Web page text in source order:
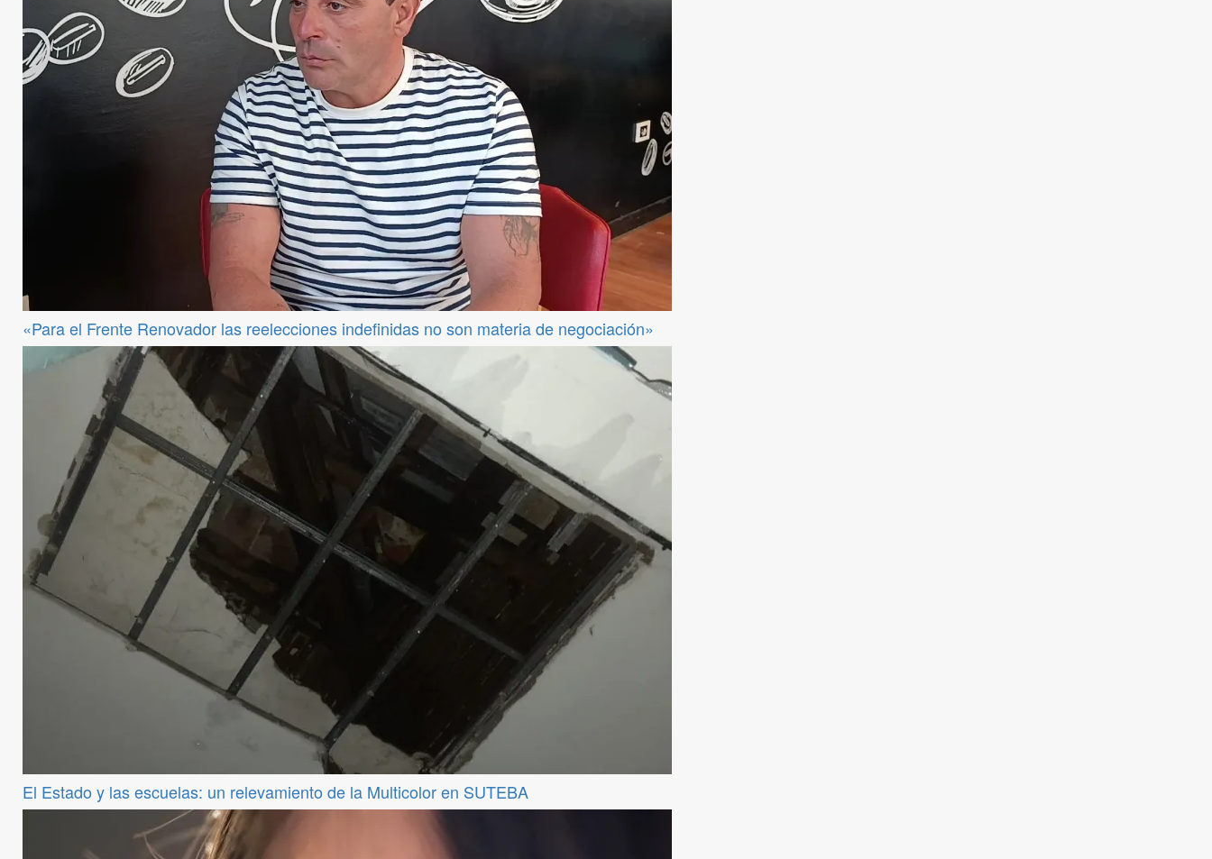
«Para el Frente Renovador las reelecciones indefinidas no son materia de negociación»
El Estado y las escuelas: un relevamiento de la Multicolor en SUTEBA